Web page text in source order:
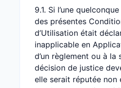
9.1. Si l’une
des présentes
d’Utilisation était
inapplicable en
d’un règlement ou à la
décision de justice
elle serait réputée non